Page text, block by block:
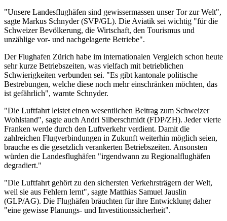
"Unsere Landesflughäfen sind gewissermassen unser Tor zur Welt",
sagte Markus Schnyder (SVP/GL). Die Aviatik sei wichtig "für die
Schweizer Bevölkerung, die Wirtschaft, den Tourismus und
unzählige vor- und nachgelagerte Betriebe".
Der Flughafen Zürich habe im internationalen Vergleich schon heute
sehr kurze Betriebszeiten, was vielfach mit betrieblichen
Schwierigkeiten verbunden sei. "Es gibt kantonale politische
Bestrebungen, welche diese noch mehr einschränken möchten, das
ist gefährlich", warnte Schnyder.
"Die Luftfahrt leistet einen wesentlichen Beitrag zum Schweizer
Wohlstand", sagte auch Andri Silberschmidt (FDP/ZH). Jeder vierte
Franken werde durch den Luftverkehr verdient. Damit die
zahlreichen Flugverbindungen in Zukunft weiterhin möglich seien,
brauche es die gesetzlich verankerten Betriebszeiten. Ansonsten
würden die Landesflughäfen "irgendwann zu Regionalflughäfen
degradiert."
"Die Luftfahrt gehört zu den sichersten Verkehrsträgern der Welt,
weil sie aus Fehlern lernt", sagte Matthias Samuel Jauslin
(GLP/AG). Die Flughäfen bräuchten für ihre Entwicklung daher
"eine gewisse Planungs- und Investitionssicherheit".